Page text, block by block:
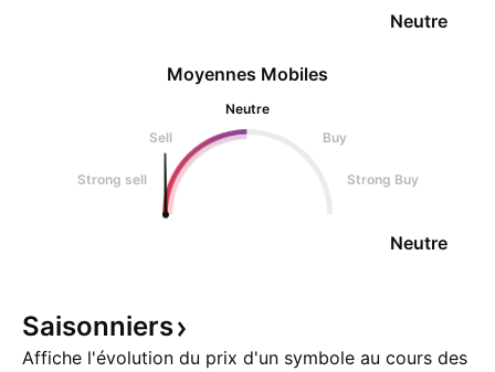
Neutre
Moyennes Mobiles
Neutre
Sell
Buy
Strong sell Strong Buy
Neutre
Saisonniers
Affiche l'évolution du prix d'un symbole au cours des